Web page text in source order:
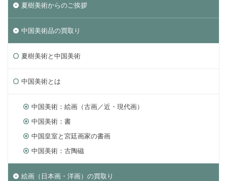
夏樹美術からのご挨拶
中国美術品の買取り
夏樹美術と中国美術
中国美術とは
中国美術：絵画（古画／近・現代画）
中国美術：書
中国皇室と宮廷画家の書画
中国美術：古陶磁
絵画（日本画・洋画）の買取り